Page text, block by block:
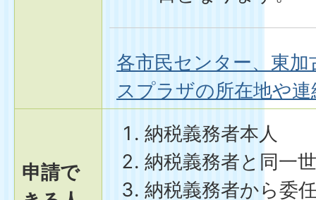
各市民センター、東
スプラザの所在地や
申請で
納税義務者本人
納税義務者と同一
納税義務者から委